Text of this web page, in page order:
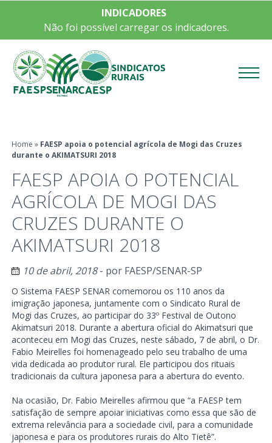
INDICADORES
Não foi possível carregar os indicadores.
Home » FAESP apoia o potencial agrícola de Mogi das Cruzes
durante o AKIMATSURI 2018
FAESP APOIA O POTENCIAL
AGRÍCOLA DE MOGI DAS
CRUZES DURANTE O
AKIMATSURI 2018
10 de abril, 2018- por FAESP/SENAR-SP
O Sistema FAESP SENAR comemorou os 110 anos da
imigração japonesa, juntamente com o Sindicato Rural de
Mogi das Cruzes, ao participar do 33º Festival de Outono
Akimatsuri 2018. Durante a abertura oficial do Akimatsuri que
aconteceu em Mogi das Cruzes, neste sábado, 7 de abril, o Dr.
Fabio Meirelles foi homenageado pelo seu trabalho de uma
vida dedicada ao produtor rural. Ele participou dos rituais
tradicionais da cultura japonesa para a abertura do evento.
Na ocasião, Dr. Fabio Meirelles afirmou que “a FAESP tem
satisfação de sempre apoiar iniciativas como essa que são de
extrema relevância para a sociedade civil, para a comunidade
japonesa e para os produtores rurais do Alto Tietê”.